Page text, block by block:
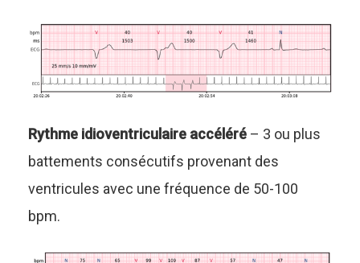
Rythme idioventriculaire accéléré – 3 ou plus
battements consécutifs provenant des
ventricules avec une fréquence de 50-100
bpm.